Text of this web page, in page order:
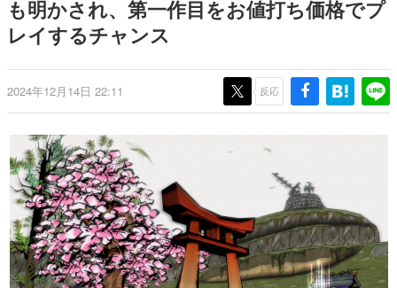
解説を掲載。約20年の歴史が一望できる決定版！
若ゲのいたり〜ゲームクリエイターの青春〜
一先生によるゲーム業界レポートマンガです。
なんでゲームは面白い？
具体的な形から解き明かしていく、硬派で骨太な評論連載
です。
ゲームが変えた日本語
「経験値」「裏技」「ラスボス」… ゲームにまつわる言葉
の起源や用法の変遷を、コンピューター文化史研究家・タ
イニーP氏が徹底調査。
カテゴリ
も明かされ、第一作目をお値打ち価格でプ
レイするチャンス
2024年12月14日 22:11 反応